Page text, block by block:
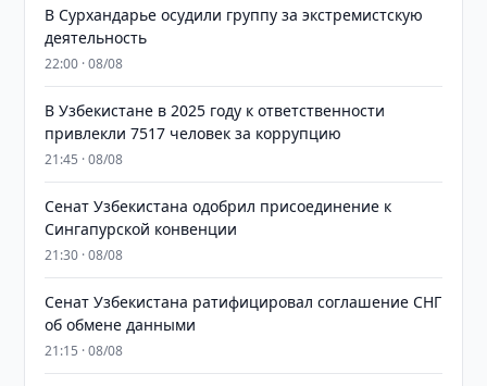
В Сурхандарье осудили группу за экстремистскую
деятельность
22:00 · 08/08
В Узбекистане в 2025 году к ответственности
привлекли 7517 человек за коррупцию
21:45 · 08/08
Сенат Узбекистана одобрил присоединение к
Сингапурской конвенции
21:30 · 08/08
Сенат Узбекистана ратифицировал соглашение СНГ
об обмене данными
21:15 · 08/08